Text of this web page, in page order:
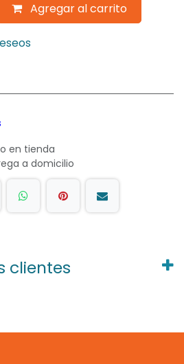
Agregar al carrito
en tienda
a domicilio
clientes